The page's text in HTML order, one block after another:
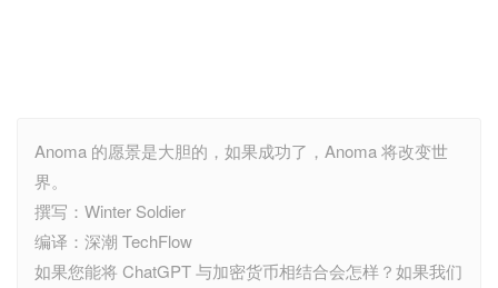
Anoma 的愿景是大胆的，如果成功了，Anoma 将改变世
界。
撰写：Winter Soldier
编译：深潮 TechFlow
如果您能将 ChatGPT 与加密货币相结合会怎样？如果我们